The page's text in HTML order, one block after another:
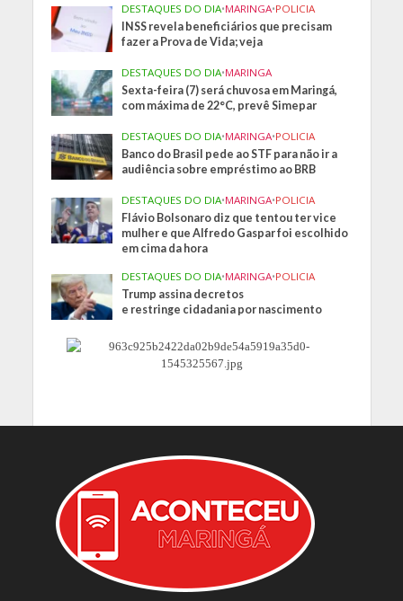
DESTAQUES DO DIA•MARINGA•POLICIA
INSS revela beneficiários que precisam
fazer a Prova de Vida; veja
DESTAQUES DO DIA•MARINGA
Sexta-feira (7) será chuvosa em Maringá,
com máxima de 22°C, prevê Simepar
DESTAQUES DO DIA•MARINGA•POLICIA
Banco do Brasil pede ao STF para não ir a
audiência sobre empréstimo ao BRB
DESTAQUES DO DIA•MARINGA•POLICIA
Flávio Bolsonaro diz que tentou ter vice
mulher e que Alfredo Gaspar foi escolhido
em cima da hora
DESTAQUES DO DIA•MARINGA•POLICIA
Trump assina decretos
e restringe cidadania por nascimento